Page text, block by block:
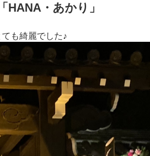
・あかり」
も綺麗でした♪